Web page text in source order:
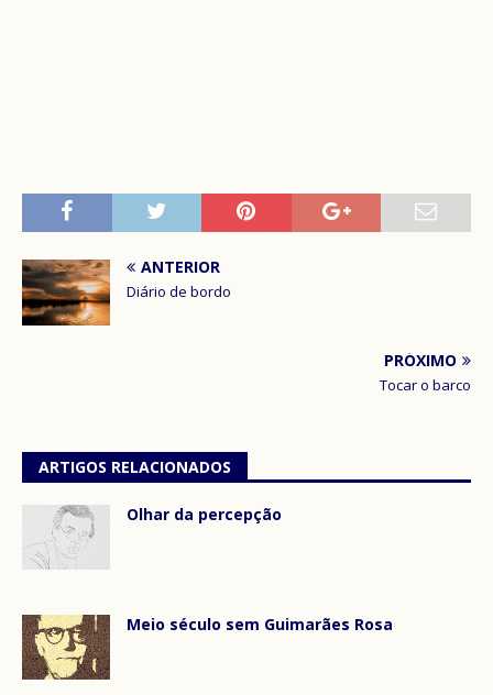
ANTERIOR
Diário de bordo
PRÓXIMO
Tocar o barco
ARTIGOS RELACIONADOS
Olhar da percepção
Meio século sem Guimarães Rosa